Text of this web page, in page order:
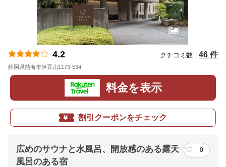
4.2 クチコミ数 : 46 件
静岡県熱海市伊豆山1173-534
料金を表示
割引クーポンをチェック
広めのサウナと水風呂、開放感のある露天
風呂のある宿
0